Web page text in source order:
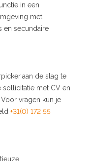
in een
met
en secundaire
aan de slag te
sollicitatie met CV en
Voor vragen kun je
+31(0) 172 55